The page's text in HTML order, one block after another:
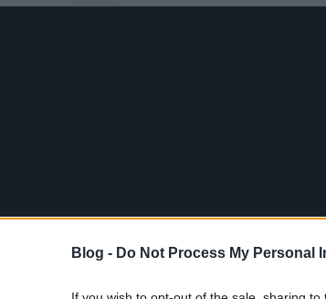
Blog - Do Not Process My Personal